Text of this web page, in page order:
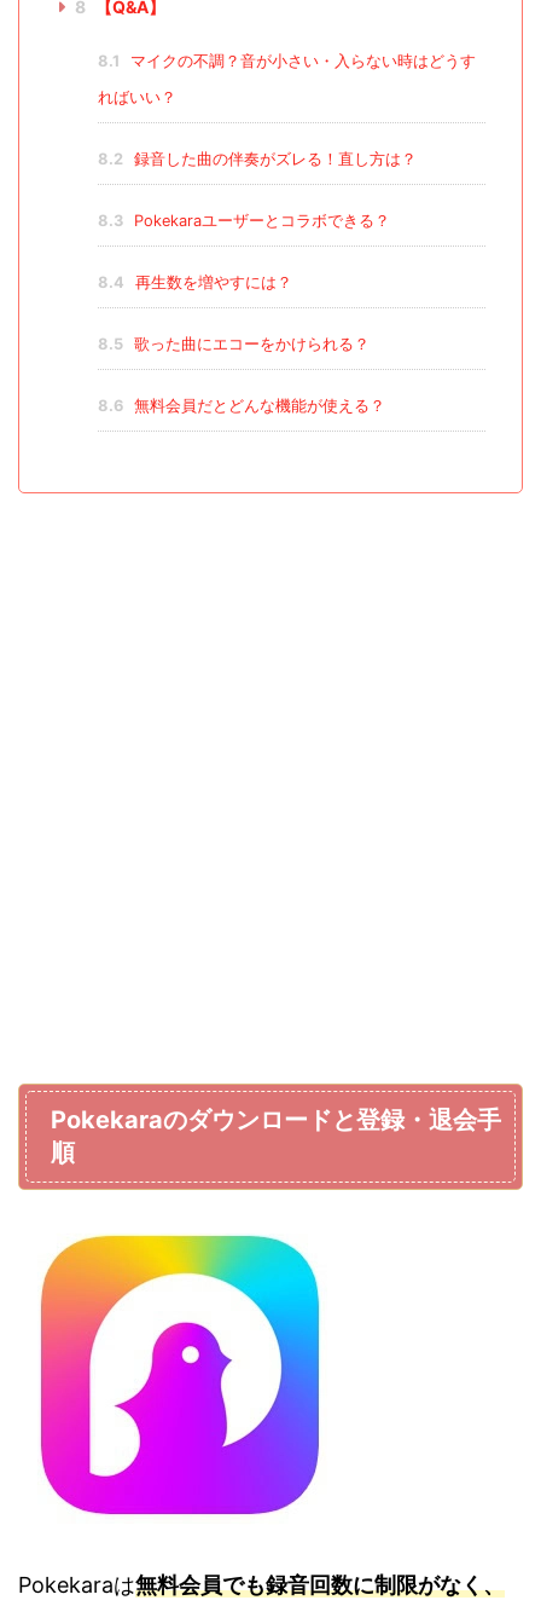
8 【Q&A】
8.1
マイクの不調？音が小さい・入らない時はどうす
ればいい？
8.2 録音した曲の伴奏がズレる！直し方は？
8.3 Pokekaraユーザーとコラボできる？
8.4 再生数を増やすには？
8.5 歌った曲にエコーをかけられる？
8.6 無料会員だとどんな機能が使える？
Pokekaraのダウンロードと登録・退会手
順
Pokekaraは無料会員でも録音回数に制限がなく、